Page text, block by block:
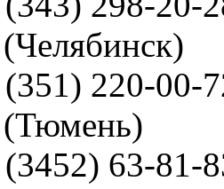
220-00-
63-81-